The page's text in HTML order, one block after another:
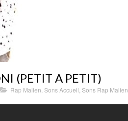
(PETIT A PETIT)
Rap Malien Sons Accueil Sons Rap Malien